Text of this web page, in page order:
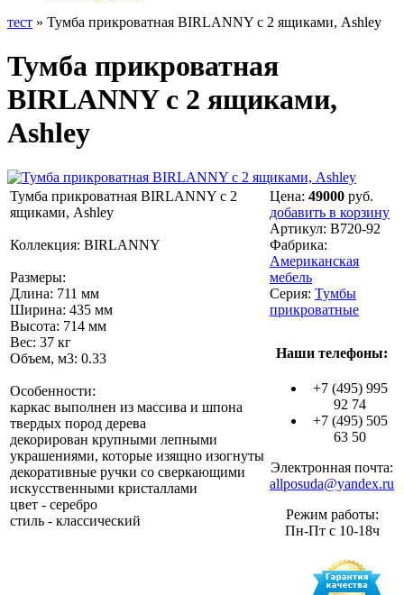
тест » Тумба прикроватная BIRLANNY с 2 ящиками, Ashley
Тумба прикроватная
BIRLANNY с 2 ящиками,
Ashley
Тумба прикроватная BIRLANNY с 2
ящиками, Ashley
Коллекция: BIRLANNY
Размеры:
Длина: 711 мм
Ширина: 435 мм
Высота: 714 мм
Вес: 37 кг
Объем, м3: 0.33
Особенности:
каркас выполнен из массива и шпона
твердых пород дерева
декорирован крупными лепными
украшениями, которые изящно изогнуты
декоративные ручки со сверкающими
искусственными кристаллами
цвет - серебро
стиль - классический
Цена: 49000 руб.
добавить в корзину
Артикул: B720-92
Фабрика:
Американская
мебель
Серия: Тумбы
прикроватные
Наши телефоны:
+7 (495) 995
92 74
+7 (495) 505
63 50
Электронная почта:
allposuda@yandex.ru
Режим работы:
Пн-Пт с 10-18ч